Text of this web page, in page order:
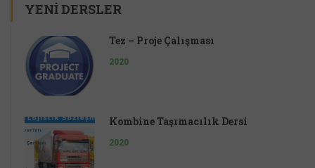
YENI DERSLER
Tez – Proje Çalışması
2020
Kombine Taşımacılık Dersi
2020